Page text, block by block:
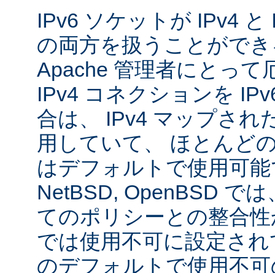
IPv6 ソケットが IPv4
の両方を扱うことがで
Apache 管理者にとって
IPv4 コネクションを
合は、 IPv4 マップされ
用していて、 ほとんど
はデフォルトで使用可
NetBSD, OpenBSD で
てのポリシーとの整合
では使用不可に設定さ
のデフォルトで使用不